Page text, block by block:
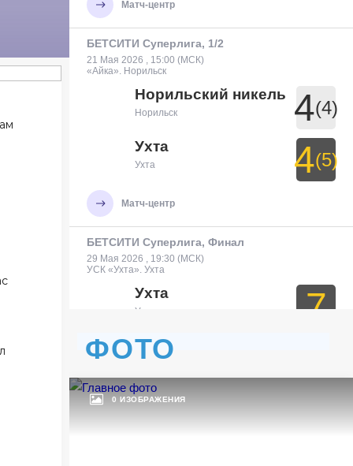
Матч-центр
БЕТСИТИ Суперлига, 1/2
21 Мая 2026 , 15:00 (МСК)
«Айка». Норильск
Норильский никель
Норильск 4(4)
Ухта
Ухта 4(5)
Матч-центр
БЕТСИТИ Суперлига, Финал
29 Мая 2026 , 19:30 (МСК)
УСК «Ухта». Ухта
Ухта
Ухта 7
Тюмень
Матч-центр
ФОТО
0 ИЗОБРАЖЕНИЯ